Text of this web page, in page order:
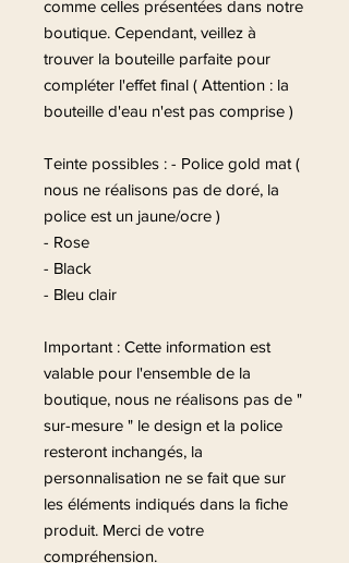
comme celles présentées dans notre
boutique. Cependant, veillez à
trouver la bouteille parfaite pour
compléter l'effet final ( Attention : la
bouteille d'eau n'est pas comprise )
Teinte possibles : - Police gold mat (
nous ne réalisons pas de doré, la
police est un jaune/ocre )
- Rose
- Black
- Bleu clair
Important : Cette information est
valable pour l'ensemble de la
boutique, nous ne réalisons pas de "
sur-mesure " le design et la police
resteront inchangés, la
personnalisation ne se fait que sur
les éléments indiqués dans la fiche
produit. Merci de votre
compréhension.